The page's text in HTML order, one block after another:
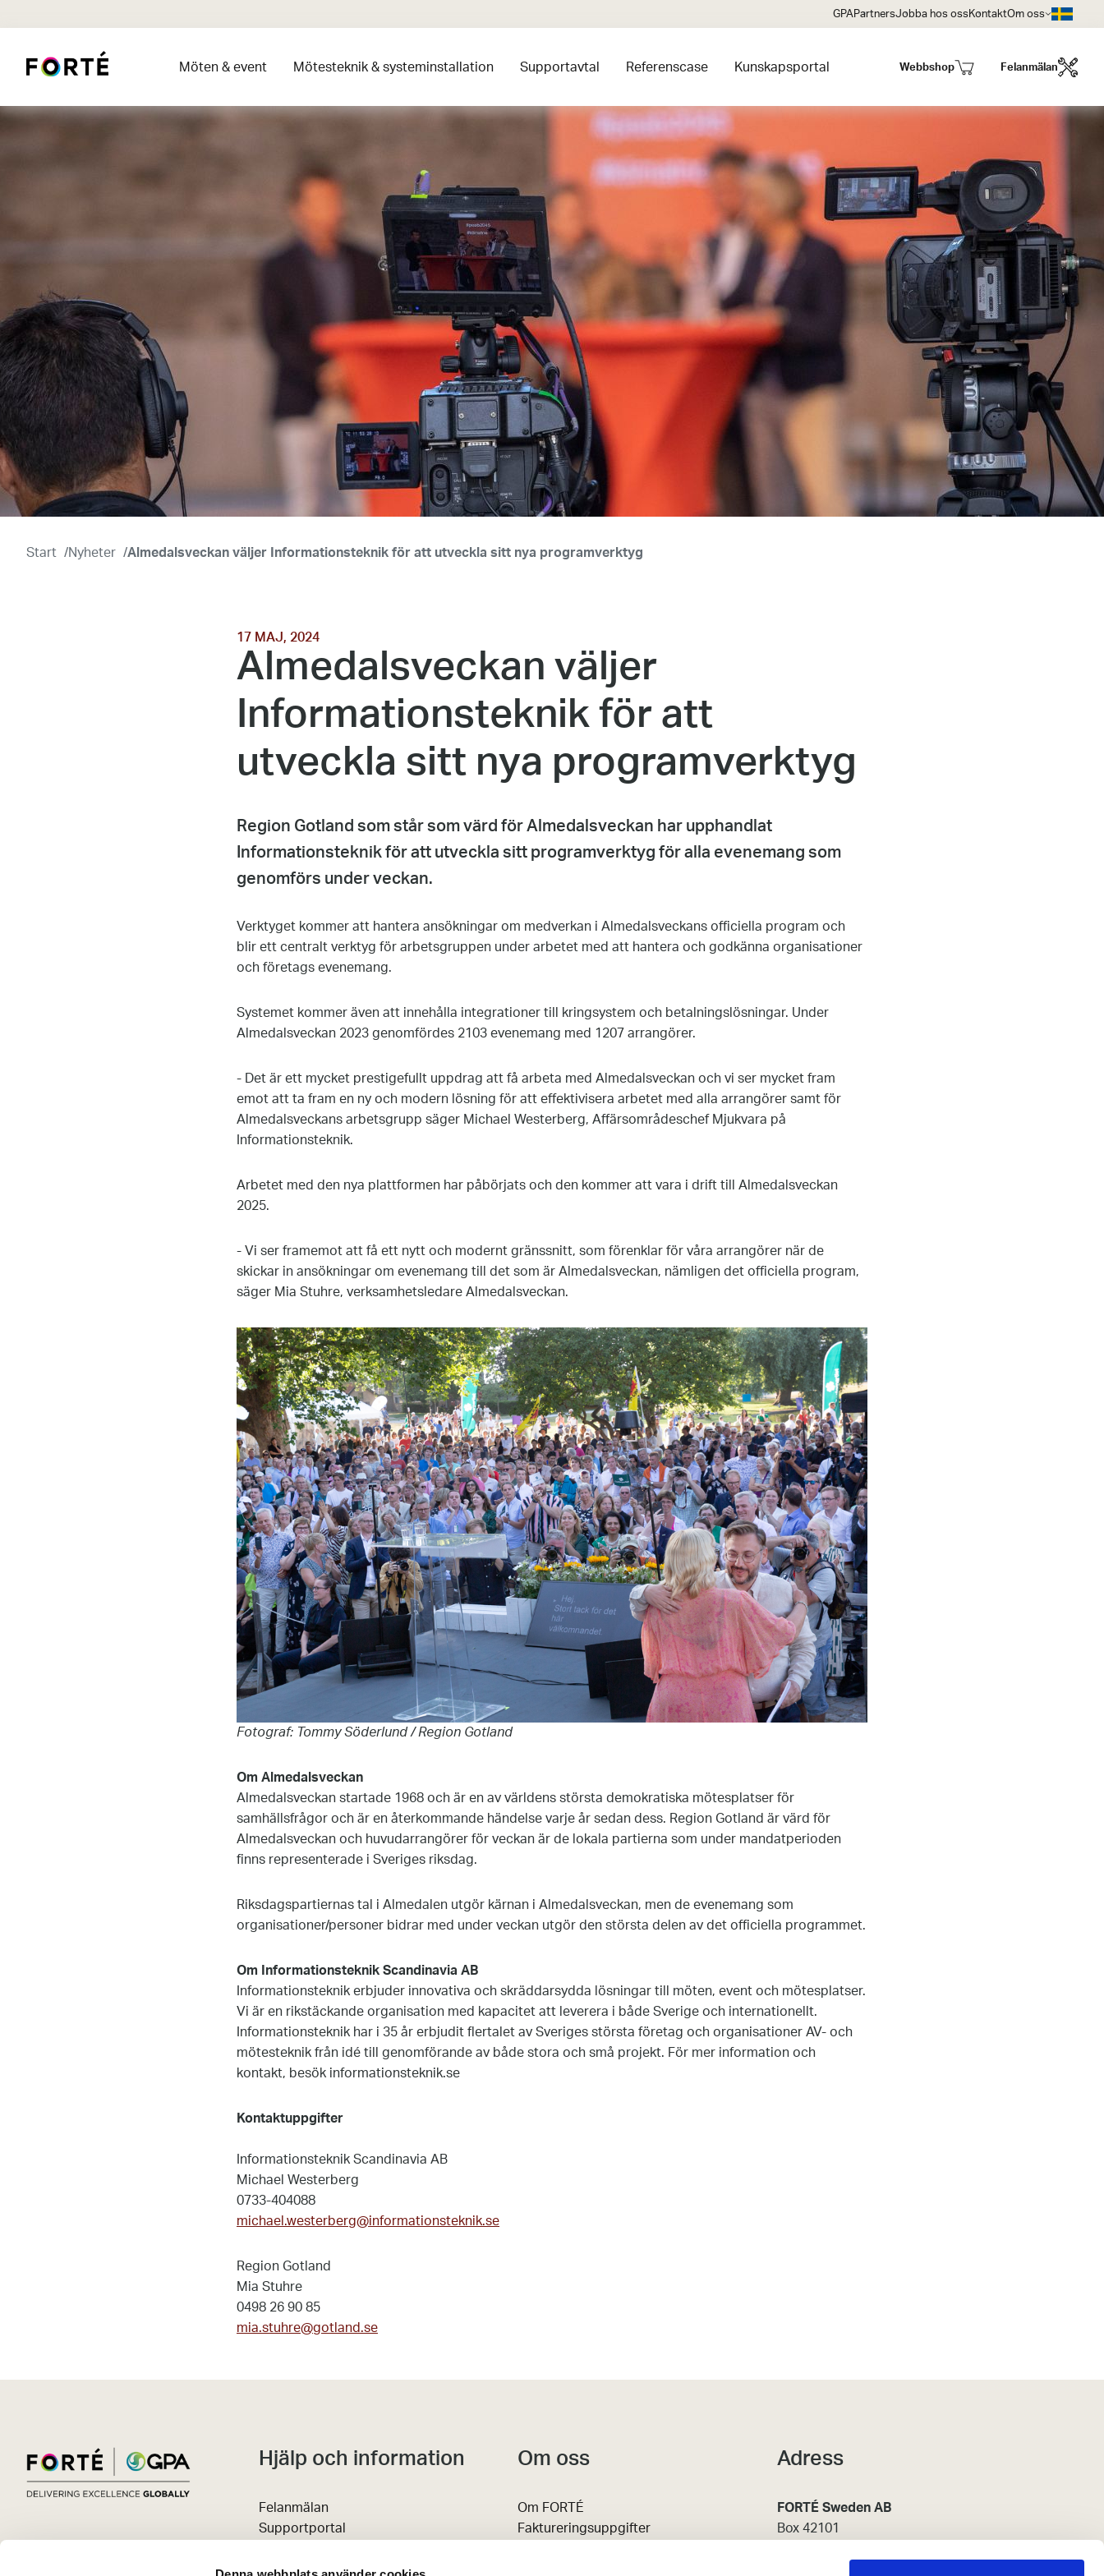
GPA PartnersJobba hos ossKontaktOm oss
Möten & event Mötesteknik & systeminstallation Supportavtal Referenscase Kunskapsportal Webbshop Felanmälan
Start /Nyheter /Almedalsveckan väljer Informationsteknik för att utveckla sitt nya programverktyg
17 MAJ, 2024
Almedalsveckan väljer
Informationsteknik för att
utveckla sitt nya programverktyg
Region Gotland som står som värd för Almedalsveckan har upphandlat
Informationsteknik för att utveckla sitt programverktyg för alla evenemang som
genomförs under veckan.
Verktyget kommer att hantera ansökningar om medverkan i Almedalsveckans officiella program och
blir ett centralt verktyg för arbetsgruppen under arbetet med att hantera och godkänna organisationer
och företags evenemang.
Systemet kommer även att innehålla integrationer till kringsystem och betalningslösningar. Under
Almedalsveckan 2023 genomfördes 2103 evenemang med 1207 arrangörer.
- Det är ett mycket prestigefullt uppdrag att få arbeta med Almedalsveckan och vi ser mycket fram
emot att ta fram en ny och modern lösning för att effektivisera arbetet med alla arrangörer samt för
Almedalsveckans arbetsgrupp säger Michael Westerberg, Affärsområdeschef Mjukvara på
Informationsteknik.
Arbetet med den nya plattformen har påbörjats och den kommer att vara i drift till Almedalsveckan
2025.
- Vi ser framemot att få ett nytt och modernt gränssnitt, som förenklar för våra arrangörer när de
skickar in ansökningar om evenemang till det som är Almedalsveckan, nämligen det officiella program,
säger Mia Stuhre, verksamhetsledare Almedalsveckan.
Fotograf: Tommy Söderlund / Region Gotland
Om Almedalsveckan
Almedalsveckan startade 1968 och är en av världens största demokratiska mötesplatser för
samhällsfrågor och är en återkommande händelse varje år sedan dess. Region Gotland är värd för
Almedalsveckan och huvudarrangörer för veckan är de lokala partierna som under mandatperioden
finns representerade i Sveriges riksdag.
Riksdagspartiernas tal i Almedalen utgör kärnan i Almedalsveckan, men de evenemang som
organisationer/personer bidrar med under veckan utgör den största delen av det officiella programmet.
Om Informationsteknik Scandinavia AB
Informationsteknik erbjuder innovativa och skräddarsydda lösningar till möten, event och mötesplatser.
Vi är en rikstäckande organisation med kapacitet att leverera i både Sverige och internationellt.
Informationsteknik har i 35 år erbjudit flertalet av Sveriges största företag och organisationer AV- och
mötesteknik från idé till genomförande av både stora och små projekt. För mer information och
kontakt, besök informationsteknik.se
Kontaktuppgifter
Informationsteknik Scandinavia AB
Michael Westerberg
0733-404088
michael.westerberg@informationsteknik.se
Region Gotland
Mia Stuhre
0498 26 90 85
mia.stuhre@gotland.se
Hjälp och information
Felanmälan
Supportportal
Kunskapsportal
Om oss
Om FORTÉ
Faktureringsuppgifter
Adress
FORTÉ Sweden AB
Box 42101